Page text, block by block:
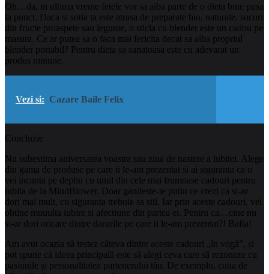
Oh…da, in ultima vreme fetele vor sa aiba parte de o dieta bine pusa
la punct. Daca si sotia ta este atrasa de preparate bio, naturale, sucuri
din fructe proaspete sau legume, o sticla cu blender este un cadou pe
masura. Ce ar putea sa o faca mai fericita decat sa aiba propriul
blender portabil? Pentru dieta sa sanatoasa este cu adevarat un
produs minune.
Vezi si: Cazare Baile Felix
Concluzie
Nu subestima aniversarea voastra sau ziua de nastere a iubitei. Alege
din gama de produse pe care ti le-am prezentat si ai siguranta ca o
vei incanta pe deplin cu unul din cele mai frumoase cadouri pentru
iubita de la MindBlower. Doar gandeste-te putin ce crezi ca si-ar
dori mai mult, cu siguranta trebuie sa stii. Iar prin aceste cadouri, vei
obtine muuulta iubire si afectiune din partea ei. Pentru ca…cine nu
si-ar dori oricare dintre darurile pe care ti le-am prezentat?! Bafta!
Am avut ocazia să testez câteva dintre aceste cadouri „în vogă”, și
pot spune că ideea principală este să alegi ceva care să rezoneze cu
pasiunile și personalitatea partenerului tău. De exemplu, cutia de